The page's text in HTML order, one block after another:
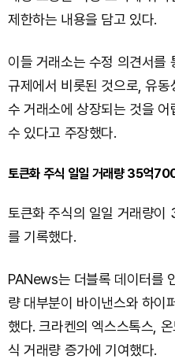
제한하는 내용을 담고 있다.
이들 거래소는 수정 의견서를
규제에서 비롯된 것으로, 유
수 거래소에 상장되는 것을
수 있다고 주장했다.
토큰화 주식 일일 거래량 35억
토큰화 주식의 일일 거래량이
를 기록했다.
PANews는 더블록 데이터를
량 대부분이 바이낸스와 하이
했다. 크라켄의 엑스스톡스,
식 거래량 증가에 기여했다.